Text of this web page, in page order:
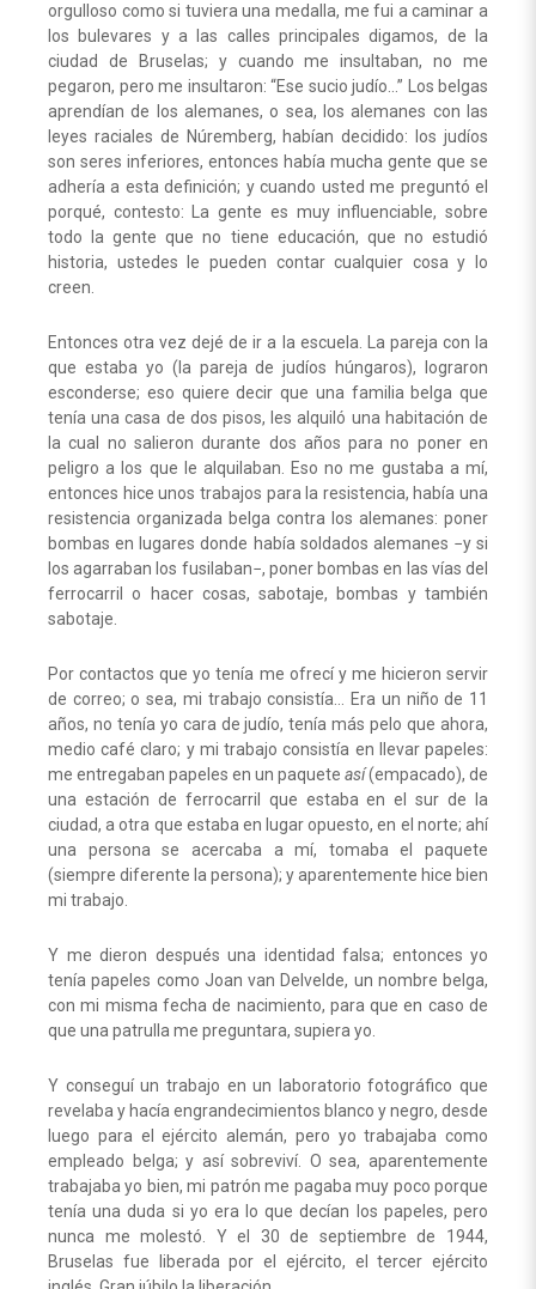
orgulloso como si tuviera una medalla, me fui a caminar a
los bulevares y a las calles principales digamos, de la
ciudad de Bruselas; y cuando me insultaban, no me
pegaron, pero me insultaron: “Ese sucio judío…” Los belgas
aprendían de los alemanes, o sea, los alemanes con las
leyes raciales de Núremberg, habían decidido: los judíos
son seres inferiores, entonces había mucha gente que se
adhería a esta definición; y cuando usted me preguntó el
porqué, contesto: La gente es muy influenciable, sobre
todo la gente que no tiene educación, que no estudió
historia, ustedes le pueden contar cualquier cosa y lo
creen.
Entonces otra vez dejé de ir a la escuela. La pareja con la
que estaba yo (la pareja de judíos húngaros), lograron
esconderse; eso quiere decir que una familia belga que
tenía una casa de dos pisos, les alquiló una habitación de
la cual no salieron durante dos años para no poner en
peligro a los que le alquilaban. Eso no me gustaba a mí,
entonces hice unos trabajos para la resistencia, había una
resistencia organizada belga contra los alemanes: poner
bombas en lugares donde había soldados alemanes −y si
los agarraban los fusilaban−, poner bombas en las vías del
ferrocarril o hacer cosas, sabotaje, bombas y también
sabotaje.
Por contactos que yo tenía me ofrecí y me hicieron servir
de correo; o sea, mi trabajo consistía… Era un niño de 11
años, no tenía yo cara de judío, tenía más pelo que ahora,
medio café claro; y mi trabajo consistía en llevar papeles:
me entregaban papeles en un paquete así(empacado), de
una estación de ferrocarril que estaba en el sur de la
ciudad, a otra que estaba en lugar opuesto, en el norte; ahí
una persona se acercaba a mí, tomaba el paquete
(siempre diferente la persona); y aparentemente hice bien
mi trabajo.
Y me dieron después una identidad falsa; entonces yo
tenía papeles como Joan van Delvelde, un nombre belga,
con mi misma fecha de nacimiento, para que en caso de
que una patrulla me preguntara, supiera yo.
Y conseguí un trabajo en un laboratorio fotográfico que
revelaba y hacía engrandecimientos blanco y negro, desde
luego para el ejército alemán, pero yo trabajaba como
empleado belga; y así sobreviví. O sea, aparentemente
trabajaba yo bien, mi patrón me pagaba muy poco porque
tenía una duda si yo era lo que decían los papeles, pero
nunca me molestó. Y el 30 de septiembre de 1944,
Bruselas fue liberada por el ejército, el tercer ejército